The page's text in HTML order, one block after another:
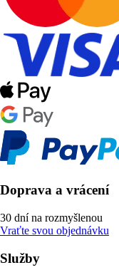
Doprava a vrácení
30 dní na rozmyšlenou
Vraťte svou objednávku
Služby